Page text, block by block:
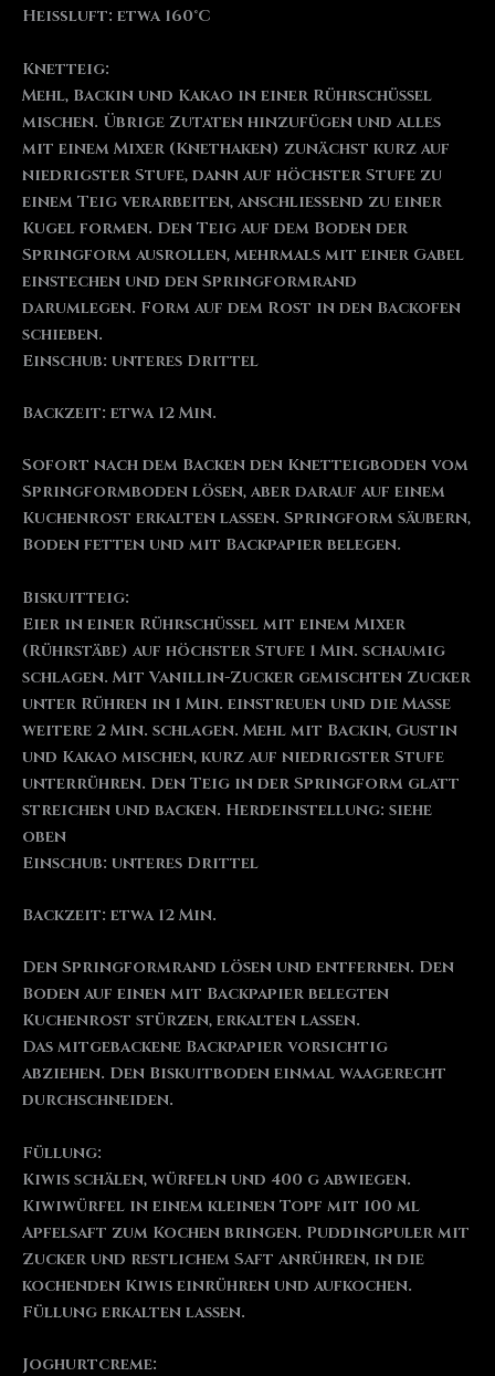
Heißluft: etwa 160°C
Knetteig:
Mehl, Backin und Kakao in einer Rührschüssel
mischen. Übrige Zutaten hinzufügen und alles
mit einem Mixer (Knethaken) zunächst kurz auf
niedrigster Stufe, dann auf höchster Stufe zu
einem Teig verarbeiten, anschließend zu einer
Kugel formen. Den Teig auf dem Boden der
Springform ausrollen, mehrmals mit einer Gabel
einstechen und den Springformrand
darumlegen. Form auf dem Rost in den Backofen
schieben.
Einschub: unteres Drittel
Backzeit: etwa 12 Min.
Sofort nach dem Backen den Knetteigboden vom
Springformboden lösen, aber darauf auf einem
Kuchenrost erkalten lassen. Springform säubern,
Boden fetten und mit Backpapier belegen.
Biskuitteig:
Eier in einer Rührschüssel mit einem Mixer
(Rührstäbe) auf höchster Stufe 1 Min. schaumig
schlagen. Mit Vanillin-Zucker gemischten Zucker
unter Rühren in 1 Min. einstreuen und die Masse
weitere 2 Min. schlagen. Mehl mit Backin, Gustin
und Kakao mischen, kurz auf niedrigster Stufe
unterrühren. Den Teig in der Springform glatt
streichen und backen. Herdeinstellung: siehe
oben
Einschub: unteres Drittel
Backzeit: etwa 12 Min.
Den Springformrand lösen und entfernen. Den
Boden auf einen mit Backpapier belegten
Kuchenrost stürzen, erkalten lassen.
Das mitgebackene Backpapier vorsichtig
abziehen. Den Biskuitboden einmal waagerecht
durchschneiden.
Füllung:
Kiwis schälen, würfeln und 400 g abwiegen.
Kiwiwürfel in einem kleinen Topf mit 100 ml
Apfelsaft zum Kochen bringen. Puddingpuler mit
Zucker und restlichem Saft anrühren, in die
kochenden Kiwis einrühren und aufkochen.
Füllung erkalten lassen.
Joghurtcreme: